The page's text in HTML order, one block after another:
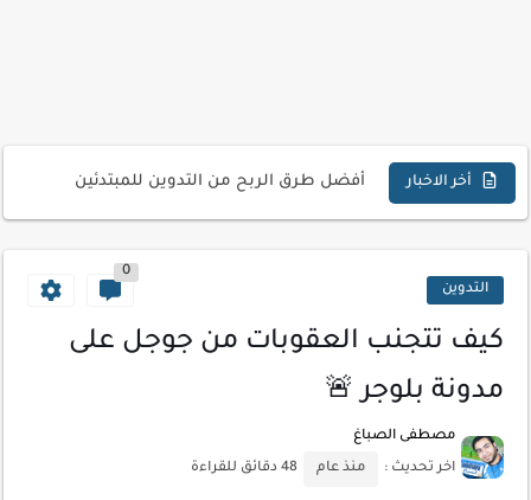
أخر الاخبار
أسرار اختيار لوحة مفاتيح تناسب عملك اليومي
أحدث تقنيات الحماية من هجمات السايبر
التدوين
0
كيف تتجنب العقوبات من جوجل على
مدونة بلوجر 🚨
مصطفى الصباغ
اخر تحديث : منذ عام 48 دقائق للقراءة